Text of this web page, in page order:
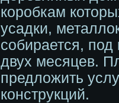
коробкам
усадки,
собирается, под
двух месяцев.
предложить
конструкций.